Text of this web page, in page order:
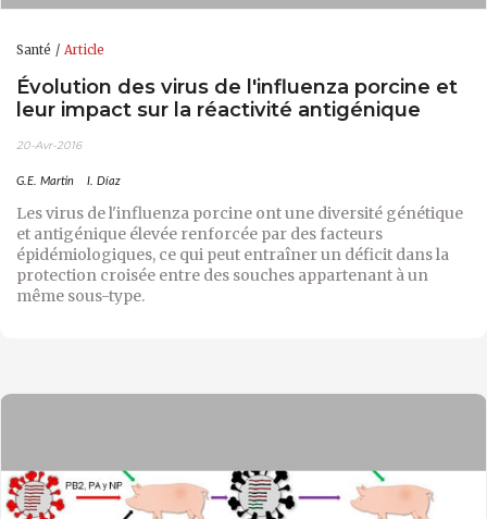
Santé Article
Évolution des virus de l'influenza porcine et
leur impact sur la réactivité antigénique
20-Avr-2016
G.E. Martin I. Díaz
Les virus de l'influenza porcine ont une diversité génétique
et antigénique élevée renforcée par des facteurs
épidémiologiques, ce qui peut entraîner un déficit dans la
protection croisée entre des souches appartenant à un
même sous-type.